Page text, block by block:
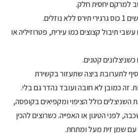
למרקם יחסית חלק.
תיבול קצוצים כמו עירית, פטרוזיליה או
קטנים.
לתערובת ביצה שתעזור בקשירת
זה כמובן לא חובה ועובד נהדר גם בלי.
השניצלים כולל הציפוי ומקפיאים בקופסה,
לפני הטיגון או האפייה. כשרוצים להכין
עם שמן זית מעל ומתחת.